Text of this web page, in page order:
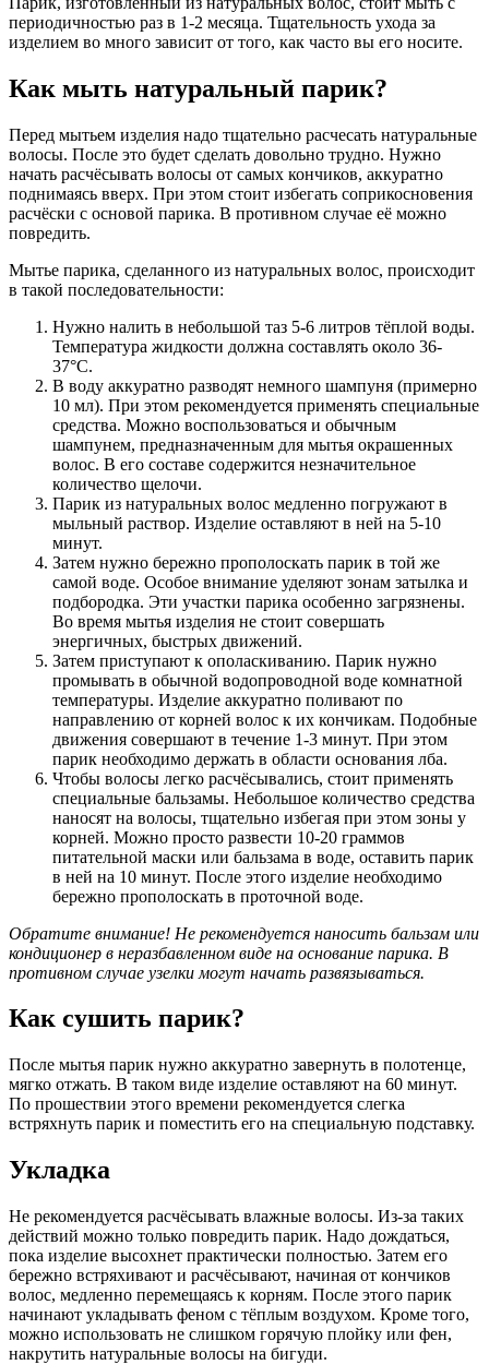
периодичностью раз в 1-2 месяца. Тщательность ухода за
изделием во много зависит от того, как часто вы его носите.
Как мыть натуральный парик?
Перед мытьем изделия надо тщательно расчесать натуральные
волосы. После это будет сделать довольно трудно. Нужно
начать расчёсывать волосы от самых кончиков, аккуратно
поднимаясь вверх. При этом стоит избегать соприкосновения
расчёски с основой парика. В противном случае её можно
повредить.
Мытье парика, сделанного из натуральных волос, происходит
в такой последовательности:
Нужно налить в небольшой таз 5-6 литров тёплой воды.
Температура жидкости должна составлять около 36-
37°С.
В воду аккуратно разводят немного шампуня (примерно
10 мл). При этом рекомендуется применять специальные
средства. Можно воспользоваться и обычным
шампунем, предназначенным для мытья окрашенных
волос. В его составе содержится незначительное
количество щелочи.
Парик из натуральных волос медленно погружают в
мыльный раствор. Изделие оставляют в ней на 5-10
минут.
Затем нужно бережно прополоскать парик в той же
самой воде. Особое внимание уделяют зонам затылка и
подбородка. Эти участки парика особенно загрязнены.
Во время мытья изделия не стоит совершать
энергичных, быстрых движений.
Затем приступают к ополаскиванию. Парик нужно
промывать в обычной водопроводной воде комнатной
температуры. Изделие аккуратно поливают по
направлению от корней волос к их кончикам. Подобные
движения совершают в течение 1-3 минут. При этом
парик необходимо держать в области основания лба.
Чтобы волосы легко расчёсывались, стоит применять
специальные бальзамы. Небольшое количество средства
наносят на волосы, тщательно избегая при этом зоны у
корней. Можно просто развести 10-20 граммов
питательной маски или бальзама в воде, оставить парик
в ней на 10 минут. После этого изделие необходимо
бережно прополоскать в проточной воде.
Обратите внимание! Не рекомендуется наносить бальзам или
кондиционер в неразбавленном виде на основание парика. В
противном случае узелки могут начать развязываться.
Как сушить парик?
После мытья парик нужно аккуратно завернуть в полотенце,
мягко отжать. В таком виде изделие оставляют на 60 минут.
По прошествии этого времени рекомендуется слегка
встряхнуть парик и поместить его на специальную подставку.
Укладка
Не рекомендуется расчёсывать влажные волосы. Из-за таких
действий можно только повредить парик. Надо дождаться,
пока изделие высохнет практически полностью. Затем его
бережно встряхивают и расчёсывают, начиная от кончиков
волос, медленно перемещаясь к корням. После этого парик
начинают укладывать феном с тёплым воздухом. Кроме того,
можно использовать не слишком горячую плойку или фен,
накрутить натуральные волосы на бигуди.